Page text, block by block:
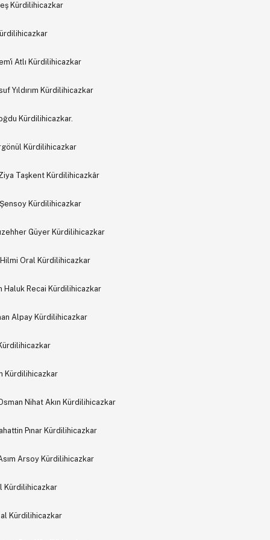
Kürdilihicazkar
Atlı Kürdilihicazkar
Yıldırım Kürdilihicazkar
Kürdilihicazkar.
Kürdilihicazkar
Taşkent Kürdilihicazkâr
Kürdilihicazkar
Güyer Kürdilihicazkar
Oral Kürdilihicazkar
Haluk Recai Kürdilihicazkar
Alpay Kürdilihicazkar
Kürdilihicazkar
Nihat Akın Kürdilihicazkar
Pınar Kürdilihicazkar
Arsoy Kürdilihicazkar
Kürdilihicazkar
Kürdilihicazkar